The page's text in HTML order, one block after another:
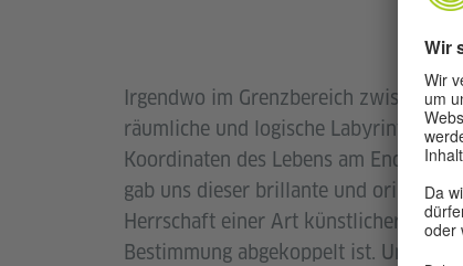
Irgendwo im Grenzbereich zwischen
räumliche und logische Labyrinthe
Koordinaten des Lebens am Ende des
gab uns dieser brillante und
Herrschaft einer Art künstlicher
Bestimmung abgekoppelt ist. Und